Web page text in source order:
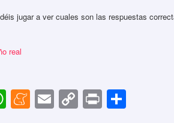
jugar a ver cuales son las respuestas
W M E C Pr